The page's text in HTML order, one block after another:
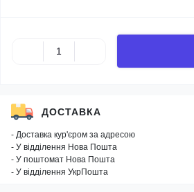
ДОСТАВКА
- Доставка кур'єром за адресою
- У відділення Нова Пошта
- У поштомат Нова Пошта
- У відділення УкрПошта